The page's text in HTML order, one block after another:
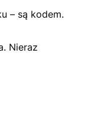
– są kodem.
Nieraz